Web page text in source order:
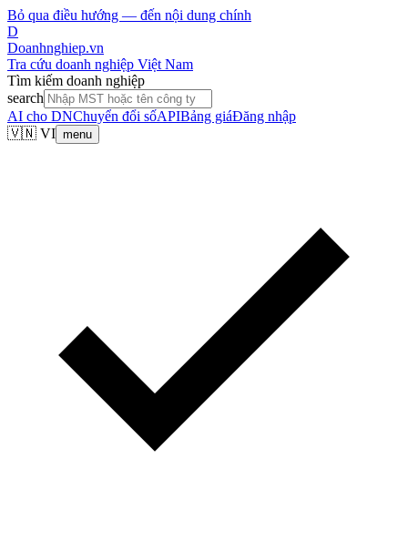
Bỏ qua điều hướng — đến nội dung chính
D
Doanhnghiep.vn
Tra cứu doanh nghiệp Việt Nam
Tìm kiếm doanh nghiệp
search
AI cho DNChuyển đổi sốAPIBảng giáĐăng nhập
🇻🇳 VI menu